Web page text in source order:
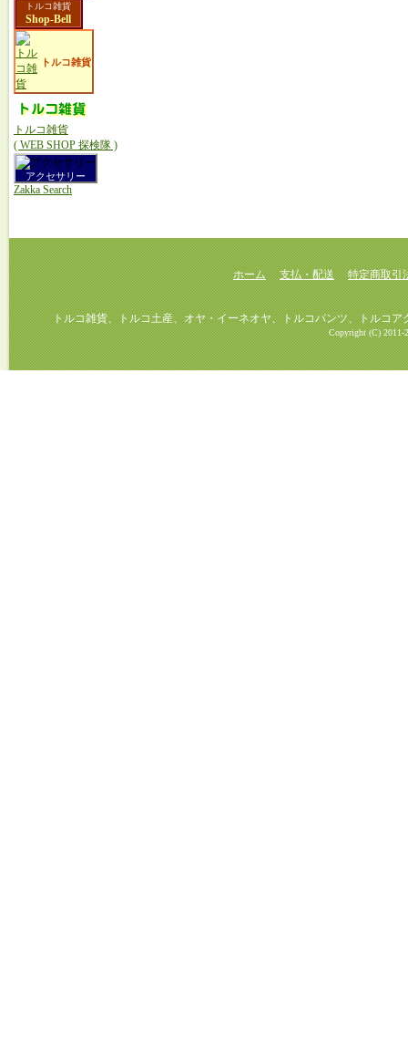
トルコ雑貨
Shop-Bell
トルコ雑貨
トルコ雑貨
( WEB SHOP 探検隊 )
アクセサリー
Zakka Search
ホーム 支払・配送 特定商取引
トルコ雑貨、トルコ土産、オヤ・イーネオヤ、トルコパンツ、トルコアク
Copyright (C) 2011-